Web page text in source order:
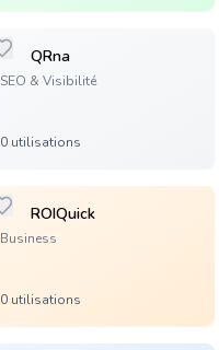
QRna
SEO & Visibilité
0 utilisations
ROIQuick
Business
0 utilisations